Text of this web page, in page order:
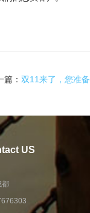
篇： 双11来了，您准
US
都